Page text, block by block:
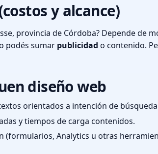
y alcance)
provincia de Córdoba? Depende de
podés sumar publicidad o contenido.
diseño web
orientados a intención de
y tiempos de carga contenidos.
(formularios, Analytics u otras